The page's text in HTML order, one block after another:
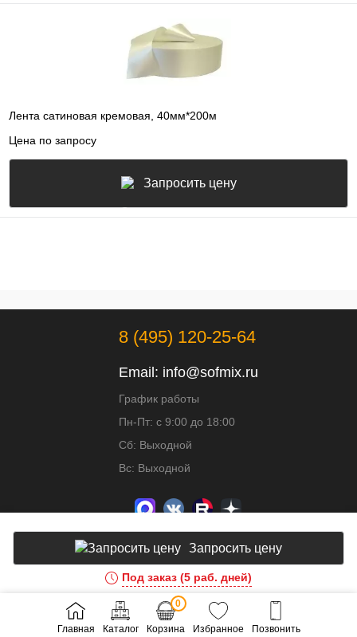
Лента сатиновая кремовая, 40мм*200м
Цена по запросу
Запросить цену
8 (495) 120-25-64
Email: info@sofmix.ru
График работы
Пн-Пт: с 9:00 до 18:00
Сб: Выходной
Вс: Выходной
Доработка и развитие сайта - ИВИТ
Запросить цену
Под заказ (5 раб. дней)
Главная Каталог Корзина
0
Избранное Позвонить